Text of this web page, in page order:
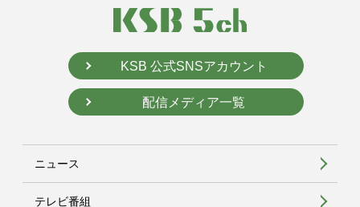
KSB 公式SNSアカウント
配信メディア一覧
ニュース
テレビ番組